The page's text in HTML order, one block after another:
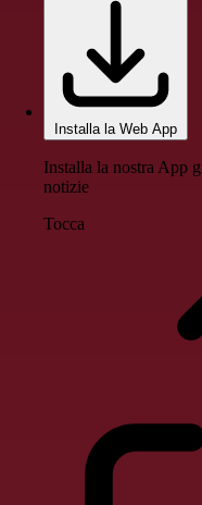
Installa la Web App
Installa la nostra App
notizie
Tocca